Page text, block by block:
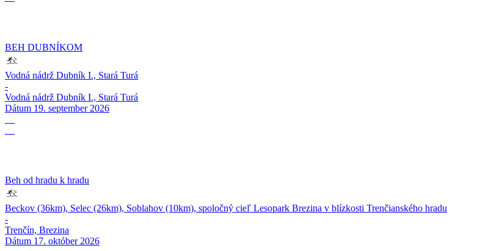
BEH DUBNÍKOM
Vodná nádrž Dubník I., Stará Turá
-
Vodná nádrž Dubník I., Stará Turá
Dátum 19. september 2026
Beh od hradu k hradu
Beckov (36km), Selec (26km), Soblahov (10km), spoločný cieľ Lesopark Brezina v blízkosti Trenčianského hradu
-
Trenčín, Brezina
Dátum 17. október 2026